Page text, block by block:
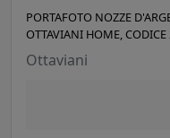
PORTAFOTO NOZZE
OTTAVIANI HOME,
Ottaviani